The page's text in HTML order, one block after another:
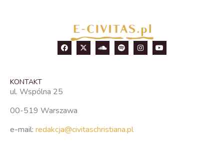
KONTAKT
ul. Wspólna 25
00-519 Warszawa
e-mail: redakcja@civitaschristiana.pl